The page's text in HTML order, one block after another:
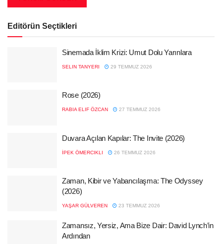
Editörün Seçtikleri
Sinemada İklim Krizi: Umut Dolu Yarınlara
SELIN TANYERI 29 TEMMUZ 2026
Rose (2026)
RABIA ELIF ÖZCAN 27 TEMMUZ 2026
Duvara Açılan Kapılar: The Invite (2026)
İPEK ÖMERCIKLI 26 TEMMUZ 2026
Zaman, Kibir ve Yabancılaşma: The Odyssey
(2026)
YAŞAR GÜLVEREN 23 TEMMUZ 2026
Zamansız, Yersiz, Ama Bize Dair: David Lynch’in
Ardından